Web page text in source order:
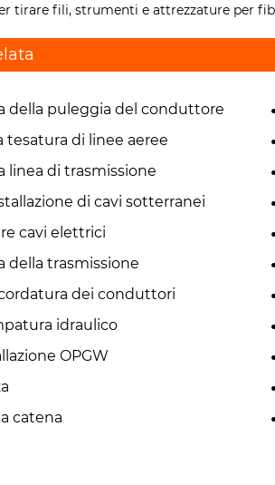
tirare fili, strumenti e attrezzature per
della puleggia del conduttore
tesatura di linee aeree
linea di trasmissione
di cavi sotterranei
cavi elettrici
della trasmissione
dei conduttori
idraulico
OPGW
catena